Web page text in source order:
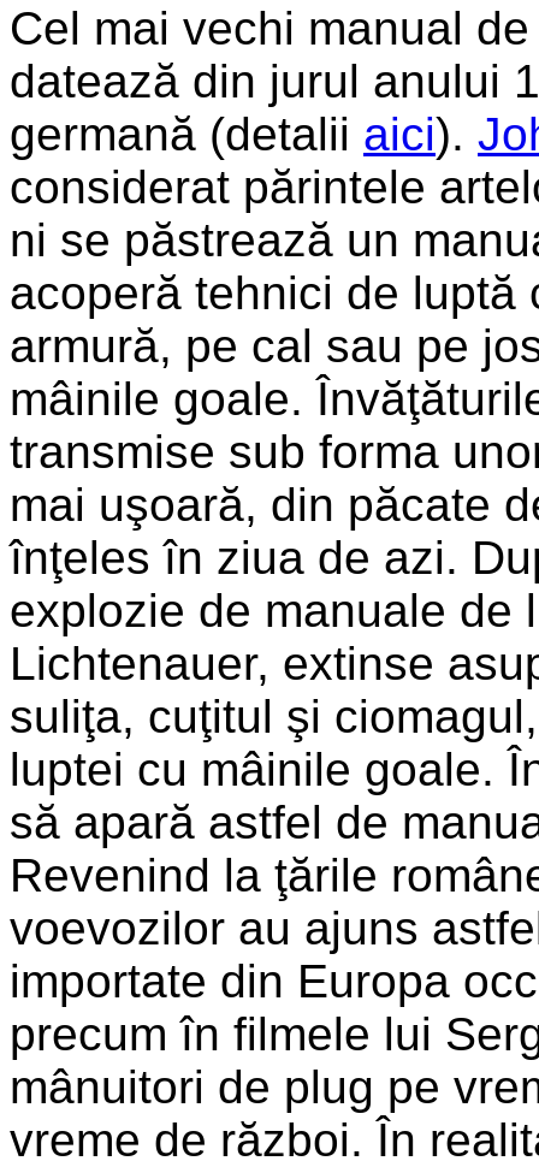
Cel mai vechi manual
datează din jurul anului
germană (detalii aici).
considerat părintele
ni se păstrează un
acoperă tehnici de luptă
armură, pe cal sau pe
mâinile goale.
transmise sub forma
mai uşoară, din păcate
înţeles în ziua de azi.
explozie de manuale de
Lichtenauer, extinse
suliţa, cuţitul şi
luptei cu mâinile goale.
să apară astfel de
Revenind la ţările
voevozilor au ajuns
importate din Europa
precum în filmele lui
mânuitori de plug pe
vreme de război. În